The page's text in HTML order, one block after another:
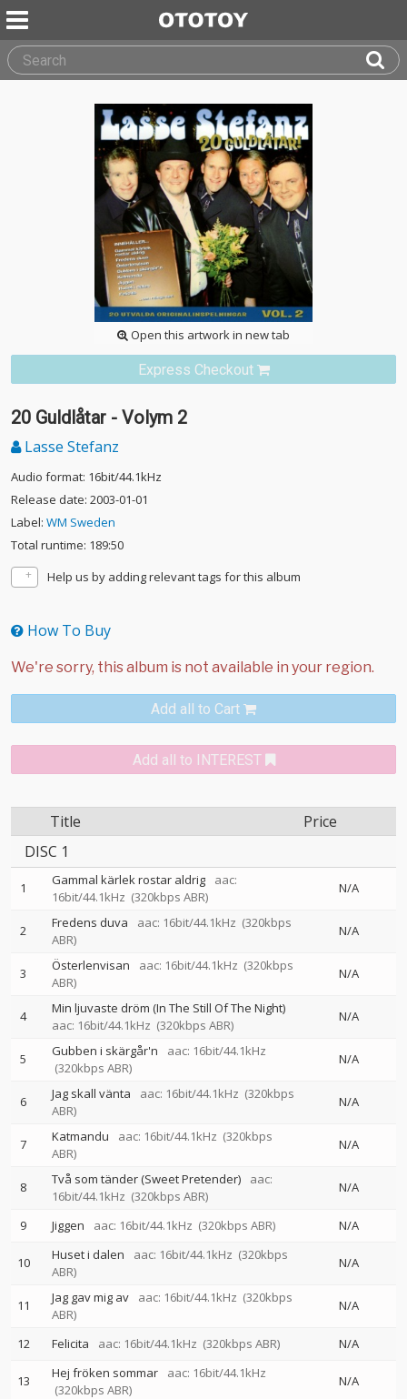
Open this artwork in new tab
Express Checkout
20 Guldlåtar - Volym 2
Lasse Stefanz
Audio format: 16bit/44.1kHz
Release date: 2003-01-01
Label: WM Sweden
Total runtime: 189:50
Help us by adding relevant tags for this album
How To Buy
Add all to Cart
Add all to INTEREST
Title
Price
DISC 1
1 Gammal kärlek rostar aldrig
aac:
16bit/44.1kHz (320kbps ABR)
N/A
2 Fredens duva aac: 16bit/44.1kHz (320kbps
ABR)
N/A
3 Österlenvisan aac: 16bit/44.1kHz (320kbps
ABR)
N/A
4
Min ljuvaste dröm (In The Still Of The Night)
aac: 16bit/44.1kHz (320kbps ABR)
N/A
5 Gubben i skärgår'n
aac: 16bit/44.1kHz
(320kbps ABR)
N/A
6 Jag skall vänta aac: 16bit/44.1kHz (320kbps
ABR)
N/A
7 Katmandu aac: 16bit/44.1kHz (320kbps
ABR)
N/A
8 Två som tänder (Sweet Pretender)
aac:
16bit/44.1kHz (320kbps ABR)
N/A
9 Jiggen aac: 16bit/44.1kHz (320kbps ABR) N/A
10 Huset i dalen aac: 16bit/44.1kHz (320kbps
ABR)
N/A
11 Jag gav mig av aac: 16bit/44.1kHz (320kbps
ABR)
N/A
12 Felicita aac: 16bit/44.1kHz (320kbps ABR) N/A
13 Hej fröken sommar
aac: 16bit/44.1kHz
(320kbps ABR)
N/A